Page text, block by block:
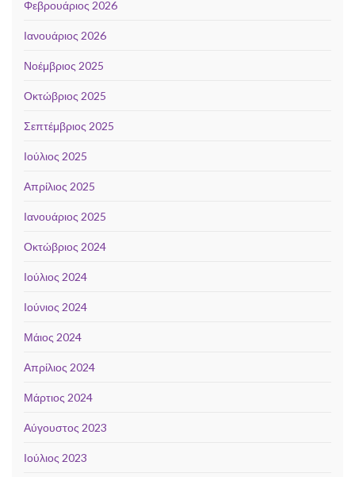
Φεβρουάριος 2026
Ιανουάριος 2026
Νοέμβριος 2025
Οκτώβριος 2025
Σεπτέμβριος 2025
Ιούλιος 2025
Απρίλιος 2025
Ιανουάριος 2025
Οκτώβριος 2024
Ιούλιος 2024
Ιούνιος 2024
Μάιος 2024
Απρίλιος 2024
Μάρτιος 2024
Αύγουστος 2023
Ιούλιος 2023